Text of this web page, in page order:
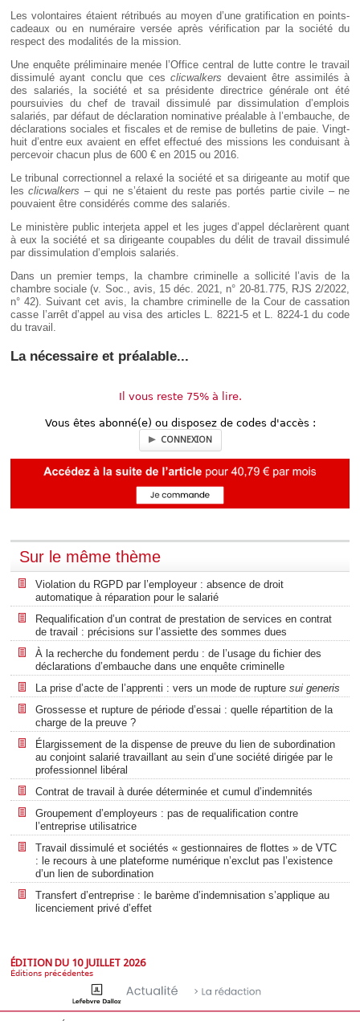
Les volontaires étaient rétribués au moyen d’une gratification en points-
cadeaux ou en numéraire versée après vérification par la société du
respect des modalités de la mission.
Une enquête préliminaire menée l’Office central de lutte contre le travail
dissimulé ayant conclu que cesclicwalkers devaient être assimilés à
des salariés, la société et sa présidente directrice générale ont été
poursuivies du chef de travail dissimulé par dissimulation d’emplois
salariés, par défaut de déclaration nominative préalable à l’embauche, de
déclarations sociales et fiscales et de remise de bulletins de paie. Vingt-
huit d’entre eux avaient en effet effectué des missions les conduisant à
percevoir chacun plus de 600 € en 2015 ou 2016.
Le tribunal correctionnel a relaxé la société et sa dirigeante au motif que
lesclicwalkers – qui ne s’étaient du reste pas portés partie civile – ne
pouvaient être considérés comme des salariés.
Le ministère public interjeta appel et les juges d’appel déclarèrent quant
à eux la société et sa dirigeante coupables du délit de travail dissimulé
par dissimulation d’emplois salariés.
Dans un premier temps, la chambre criminelle a sollicité l’avis de la
chambre sociale (v. Soc., avis, 15 déc. 2021, n° 20-81.775, RJS 2/2022,
n° 42). Suivant cet avis, la chambre criminelle de la Cour de cassation
casse l’arrêt d’appel au visa des articles L. 8221-5 et L. 8224-1 du code
du travail.
La nécessaire et préalable...
Il vous reste 75% à lire.
Vous êtes abonné(e) ou disposez de codes d'accès :
CONNEXION
Sur le même thème
Violation du RGPD par l’employeur : absence de droit
automatique à réparation pour le salarié
Requalification d’un contrat de prestation de services en contrat
de travail : précisions sur l’assiette des sommes dues
À la recherche du fondement perdu : de l’usage du fichier des
déclarations d’embauche dans une enquête criminelle
La prise d’acte de l’apprenti : vers un mode de rupture sui generis
Grossesse et rupture de période d’essai : quelle répartition de la
charge de la preuve ?
Élargissement de la dispense de preuve du lien de subordination
au conjoint salarié travaillant au sein d’une société dirigée par le
professionnel libéral
Contrat de travail à durée déterminée et cumul d’indemnités
Groupement d’employeurs : pas de requalification contre
l’entreprise utilisatrice
Travail dissimulé et sociétés « gestionnaires de flottes » de VTC
: le recours à une plateforme numérique n’exclut pas l’existence
d’un lien de subordination
Transfert d’entreprise : le barème d’indemnisation s’applique au
licenciement privé d’effet
ÉDITION DU 10 JUILLET 2026
Éditions précédentes